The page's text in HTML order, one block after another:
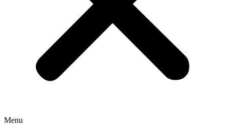
Menu